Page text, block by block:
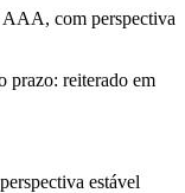
AAA, com perspectiva
prazo: reiterado em
estável